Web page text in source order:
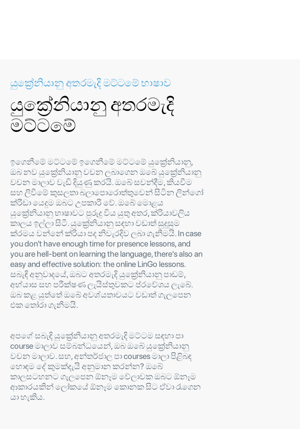
යුක්‍රේනියානු අතරමැදි මට්ටමේ භාෂාව
යුක්‍රේනියානු අතරමැදි
මට්ටමේ
ඉගෙනීමේ මට්ටමේ ඉගෙනීමේ මට්ටමේ යුක්‍රේනියානු,
ඔබ නව යුක්‍රේනියානු වචන ලබාගෙන ඔබේ යුක්‍රේනියානු
වචන මාලාව වැඩි දියුණු කරයි. ඔබේ සවන්දීම, කියවීම
සහ ලිවීමේ කුසලතා බලාපොරොත්තුවෙන් සිටින ලින්ගෝ
ක්රීඩා යෙදුම ඔබට උපකාරී වේ. ඔබේ මොළය
යුක්‍රේනියානු භාෂාවට පුරුදු විය යුතු අතර, ක්රියාවලිය
කාලය ඉල්ලා සිටී. යුක්‍රේනියානු සඳහා වඩාත් සුදුසුම
ක්රමය වන්නේ ක්රියා පද නිවැරදිව ලබා ගැනීමයි. In case
you don't have enough time for presence lessons, and
you are hell-bent on learning the language, there's also an
easy and effective solution: the online LinGo lessons.
සබැඳි අනුවාදයේ, ඔබට අතරමැදි යුක්‍රේනියානු පාඩම්,
අභ්යාස සහ පරීක්ෂණ ලැයිස්තුවකට ප්රවේශය ලැබේ.
ඔබ කළ යුත්තේ ඔබේ අවශ්යතාවයට වඩාත් ගැලපෙන
එක තෝරා ගැනීමයි.
අපගේ සබැඳි යුක්‍රේනියානු අතරමැදි මට්ටම සඳහා පා
course මාලාව සම්බන්ධයෙන්, ඔබ ඔබේ යුක්‍රේනියානු
වචන මාලාව. සහ, අන්තර්ජාල පා courses මාලා පිළිබඳ
හොඳම දේ කුමක්දැයි අනුමාන කරන්න? ඔබේ
කාලසටහනට ගැලපෙන ඕනෑම වේලාවක ඔබට ඕනෑම
ආකාරයකින් ලෝකයේ ඕනෑම කොනක සිට ඒවා රැගෙන
යා හැකිය.